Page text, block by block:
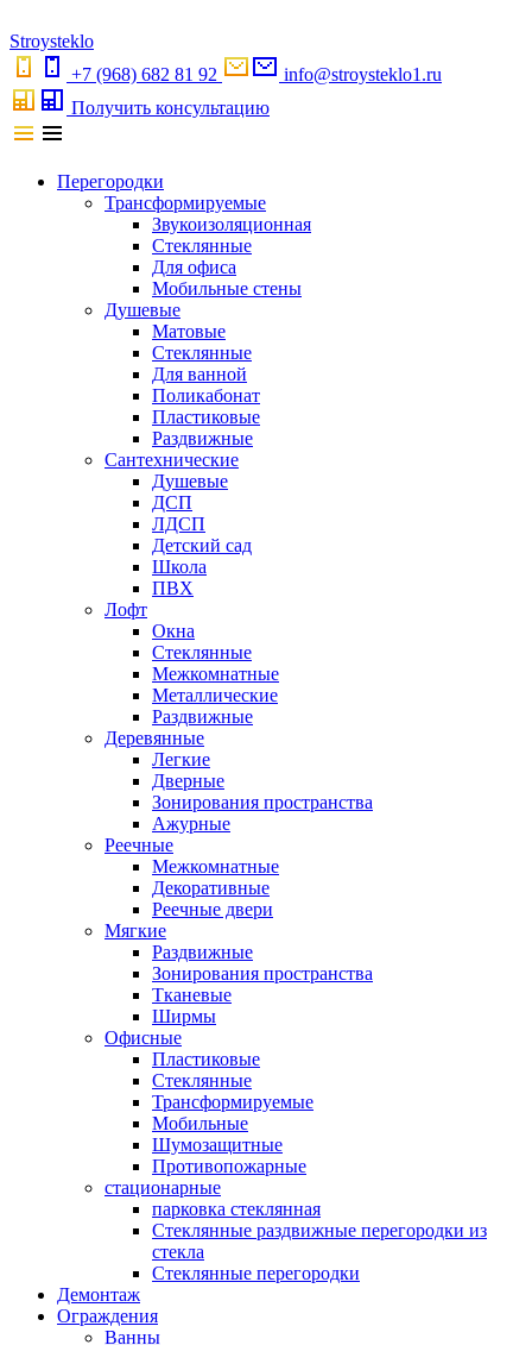
Stroysteklo
+7 (968) 682 81 92
info@stroysteklo1.ru
Получить консультацию
Перегородки
Трансформируемые
Звукоизоляционная
Стеклянные
Для офиса
Мобильные стены
Душевые
Матовые
Стеклянные
Для ванной
Поликабонат
Пластиковые
Раздвижные
Сантехнические
Душевые
ДСП
ЛДСП
Детский сад
Школа
ПВХ
Лофт
Окна
Стеклянные
Межкомнатные
Металлические
Раздвижные
Деревянные
Легкие
Дверные
Зонирования пространства
Ажурные
Реечные
Межкомнатные
Декоративные
Реечные двери
Мягкие
Раздвижные
Зонирования пространства
Тканевые
Ширмы
Офисные
Пластиковые
Стеклянные
Трансформируемые
Мобильные
Шумозащитные
Противопожарные
стационарные
парковка стеклянная
Стеклянные раздвижные перегородки из
стекла
Стеклянные перегородки
Демонтаж
Ограждения
Ванны